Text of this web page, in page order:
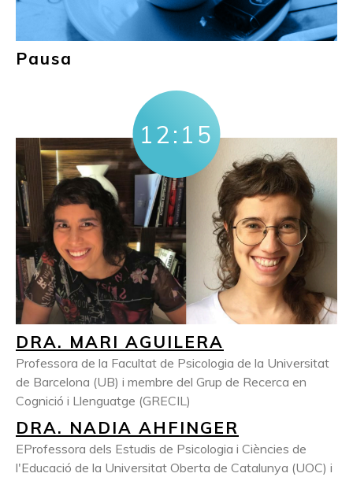
Pausa
DRA. MARI AGUILERA
Professora de la Facultat de Psicologia de la Universitat
de Barcelona (UB) i membre del Grup de Recerca en
Cognició i Llenguatge (GRECIL)
DRA. NADIA AHFINGER
EProfessora dels Estudis de Psicologia i Ciències de
l'Educació de la Universitat Oberta de Catalunya (UOC) i
12:15